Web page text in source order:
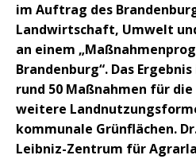
im Auftrag des
Landwirtschaft, Umwelt
an einem
Brandenburg“. Das
rund 50 Maßnahmen für
weitere
kommunale Grünflächen.
Leibniz-Zentrum für